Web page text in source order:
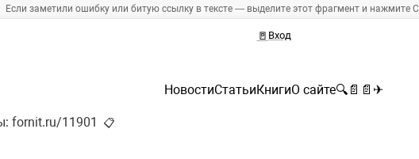
Если заметили ошибку или битую ссылку в тексте — выделите этот фрагмент и нажмите
🚪 Вход
НовостиСтатьиКнигиО сайте🔍 📄 📄 ✈
fornit.ru/11901
📋